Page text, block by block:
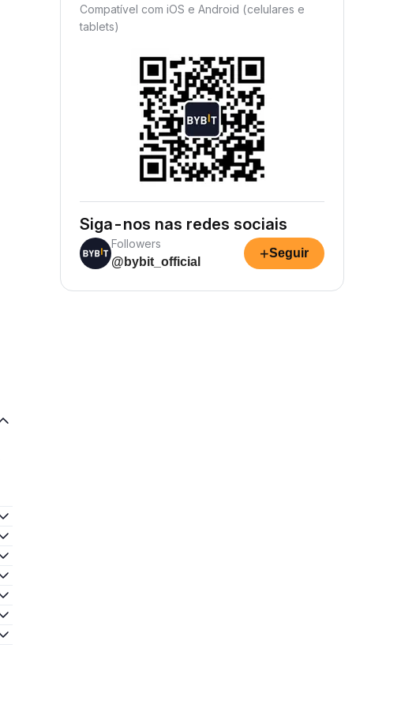
Compatível com iOS e Android (celulares e
tablets)
Siga-nos nas redes sociais
Followers
@bybit_official
+Seguir